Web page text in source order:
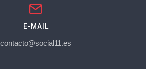
E-MAIL
contacto@social11.es